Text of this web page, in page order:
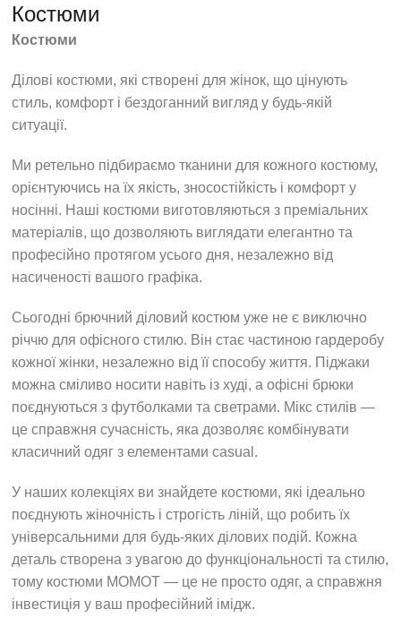
Костюми
Костюми
Ділові костюми, які створені для жінок, що цінують
стиль, комфорт і бездоганний вигляд у будь-якій
ситуації.
Ми ретельно підбираємо тканини для кожного костюму,
орієнтуючись на їх якість, зносостійкість і комфорт у
носінні. Наші костюми виготовляються з преміальних
матеріалів, що дозволяють виглядати елегантно та
професійно протягом усього дня, незалежно від
насиченості вашого графіка.
Сьогодні брючний діловий костюм уже не є виключно
річчю для офісного стилю. Він стає частиною гардеробу
кожної жінки, незалежно від її способу життя. Піджаки
можна сміливо носити навіть із худі, а офісні брюки
поєднуються з футболками та светрами. Мікс стилів —
це справжня сучасність, яка дозволяє комбінувати
класичний одяг з елементами casual.
У наших колекціях ви знайдете костюми, які ідеально
поєднують жіночність і строгість ліній, що робить їх
універсальними для будь-яких ділових подій. Кожна
деталь створена з увагою до функціональності та стилю,
тому костюми MOMOT — це не просто одяг, а справжня
інвестиція у ваш професійний імідж.